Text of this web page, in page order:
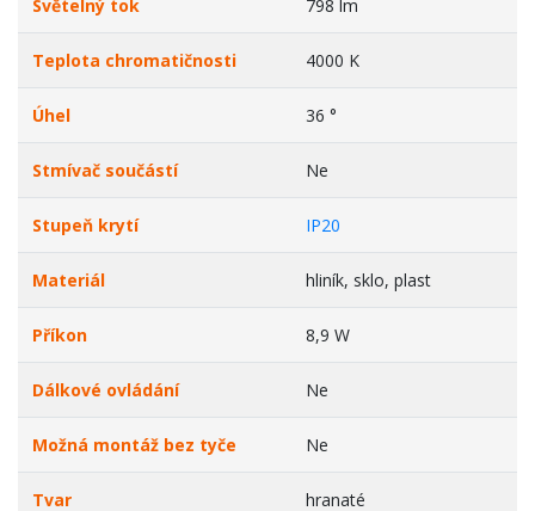
Světelný tok 798 lm
Teplota chromatičnosti 4000 K
Úhel 36 °
Stmívač součástí Ne
Stupeň krytí IP20
Materiál hliník, sklo, plast
Příkon 8,9 W
Dálkové ovládání Ne
Možná montáž bez tyče Ne
Tvar hranaté